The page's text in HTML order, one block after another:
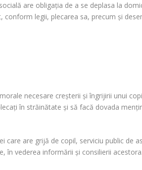
are obligația de a se deplasa la
legii, plecarea sa, precum și
necesare creșterii și îngrijirii unui
în străinătate și să facă dovada
care are grijă de copil, serviciu public de
în vederea informării și consilierii acestora.